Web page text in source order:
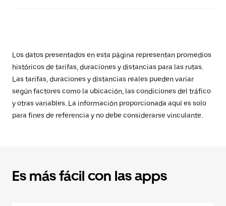
Los datos presentados en esta página representan promedios
históricos de tarifas, duraciones y distancias para las rutas.
Las tarifas, duraciones y distancias reales pueden variar
según factores como la ubicación, las condiciones del tráfico
y otras variables. La información proporcionada aquí es solo
para fines de referencia y no debe considerarse vinculante.
Es más fácil con las apps